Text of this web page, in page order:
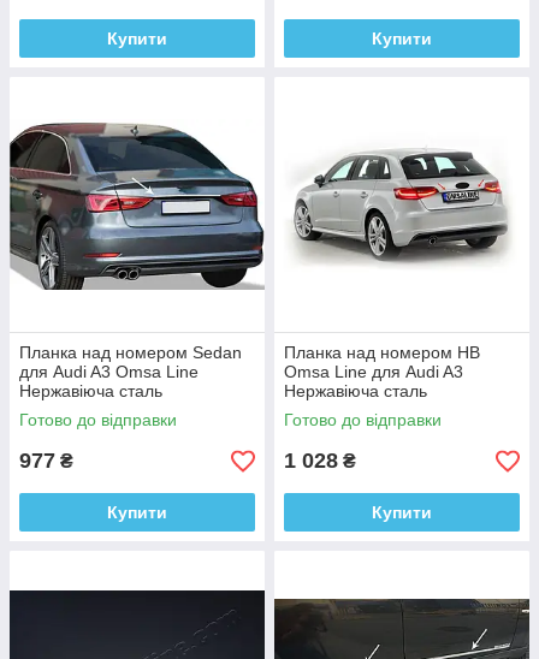
Купити Купити
Планка над номером Sedan
для Audi A3 Omsa Line
Нержавіюча сталь
Готово до відправки
977 ₴
Купити
Планка над номером HB
Omsa Line для Audi A3
Нержавіюча сталь
Готово до відправки
1 028 ₴
Купити